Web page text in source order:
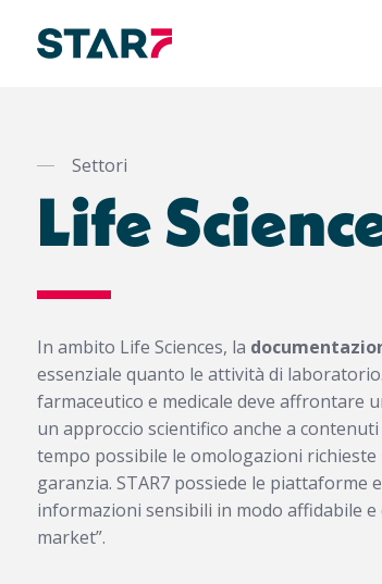
contenutoSettori
Life
In ambito Life Sciences, la
essenziale quanto le attività di
farmaceutico e medicale deve affrontare
un approccio scientifico anche a contenuti
tempo possibile le omologazioni
garanzia. STAR7 possiede le
informazioni sensibili in modo affidabile
market”.